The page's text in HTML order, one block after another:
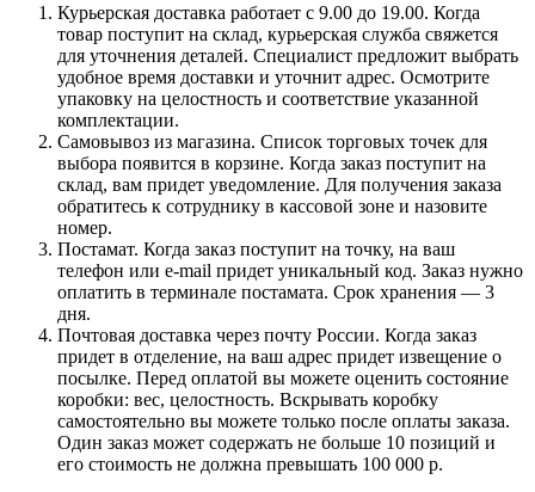
Курьерская доставка работает с 9.00 до 19.00. Когда
товар поступит на склад, курьерская служба свяжется
для уточнения деталей. Специалист предложит выбрать
удобное время доставки и уточнит адрес. Осмотрите
упаковку на целостность и соответствие указанной
комплектации.
Самовывоз из магазина. Список торговых точек для
выбора появится в корзине. Когда заказ поступит на
склад, вам придет уведомление. Для получения заказа
обратитесь к сотруднику в кассовой зоне и назовите
номер.
Постамат. Когда заказ поступит на точку, на ваш
телефон или e-mail придет уникальный код. Заказ нужно
оплатить в терминале постамата. Срок хранения — 3
дня.
Почтовая доставка через почту России. Когда заказ
придет в отделение, на ваш адрес придет извещение о
посылке. Перед оплатой вы можете оценить состояние
коробки: вес, целостность. Вскрывать коробку
самостоятельно вы можете только после оплаты заказа.
Один заказ может содержать не больше 10 позиций и
его стоимость не должна превышать 100 000 р.